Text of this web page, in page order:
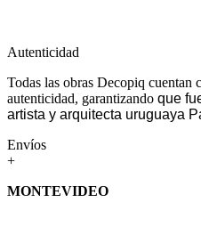
Autenticidad
Todas las obras Decopiq cuentan
autenticidad, garantizando que
artista y arquitecta uruguaya
Envíos
+
MONTEVIDEO